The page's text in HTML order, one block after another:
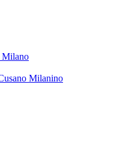
Milano
Milanino